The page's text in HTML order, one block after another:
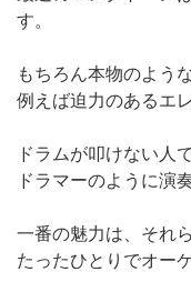
す。
もちろん本物のよう
例えば迫力のあるエ
ドラムが叩けない人
ドラマーのように演
一番の魅力は、それ
たったひとりでオー